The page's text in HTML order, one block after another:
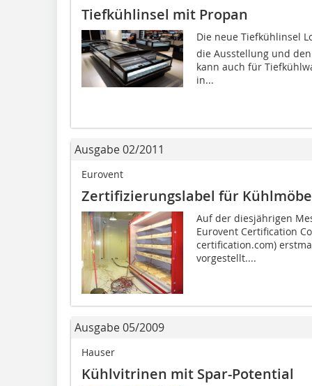
Tiefkühlinsel mit Propan
Die neue Tiefkühlinsel
die Ausstellung und
kann auch für
in...
Ausgabe 02/2011
Eurovent
Zertifizierungslabel für
Auf der diesjährigen
Eurovent Certification
certification.com)
vorgestellt....
Ausgabe 05/2009
Hauser
Kühlvitrinen mit Spar-Potential